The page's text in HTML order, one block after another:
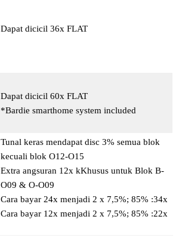
Dapat dicicil 36x FLAT
Dapat dicicil 60x FLAT
*Bardie smarthome system included
Tunal keras mendapat disc 3% semua blok
kecuali blok O12-O15
Extra angsuran 12x kKhusus untuk Blok B-
O09 & O-O09
Cara bayar 24x menjadi 2 x 7,5%; 85% :34x
Cara bayar 12x menjadi 2 x 7,5%; 85% :22x